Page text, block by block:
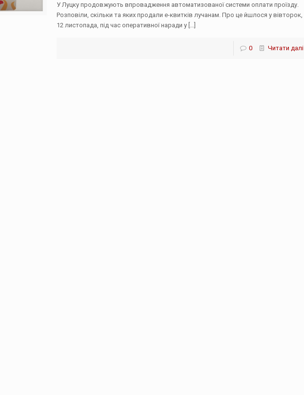
У Луцку продовжують впровадження автоматизованої системи оплати проїзду.
Розповіли, скільки та яких продали е-квитків лучанам. Про це йшлося у вівторок,
12 листопада, під час оперативної наради у […]
0 Читати далі